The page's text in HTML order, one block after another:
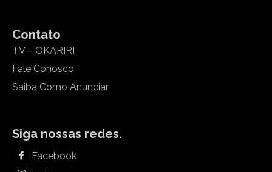
Contato
TV – OKARIRI
Fale Conosco
Saiba Como Anunciar
Siga nossas redes.
Facebook